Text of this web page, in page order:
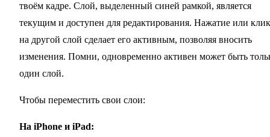
твоём кадре. Слой, выделенный синей рамкой, является
текущим и доступен для редактирования. Нажатие или клик
на другой слой сделает его активным, позволяя вносить
изменения. Помни, одновременно активен может быть
один слой.
Чтобы переместить свои слои:
На iPhone и iPad: